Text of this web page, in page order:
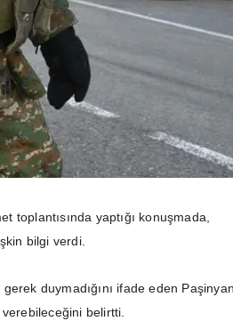
toplantısında yaptığı konuşmada,
bilgi verdi.
duymadığını ifade eden Paşinyan
belirtti.